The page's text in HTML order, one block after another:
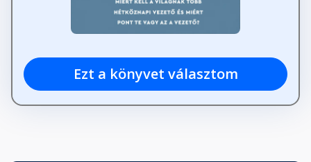
Ezt a könyvet választom